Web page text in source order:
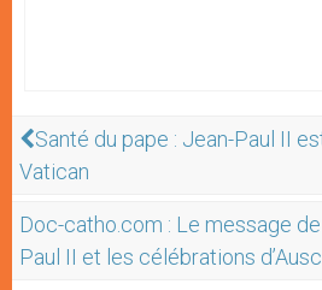
Santé du pape : Jean-Paul II
Vatican
Doc-catho.com : Le message
Paul II et les célébrations